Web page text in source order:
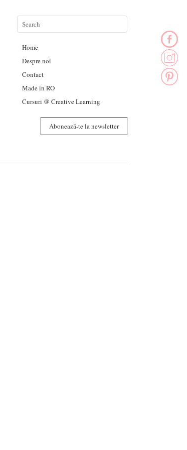
Home
Despre noi
Contact
Made in RO
Cursuri @ Creative Learning
Abonează-te la newsletter